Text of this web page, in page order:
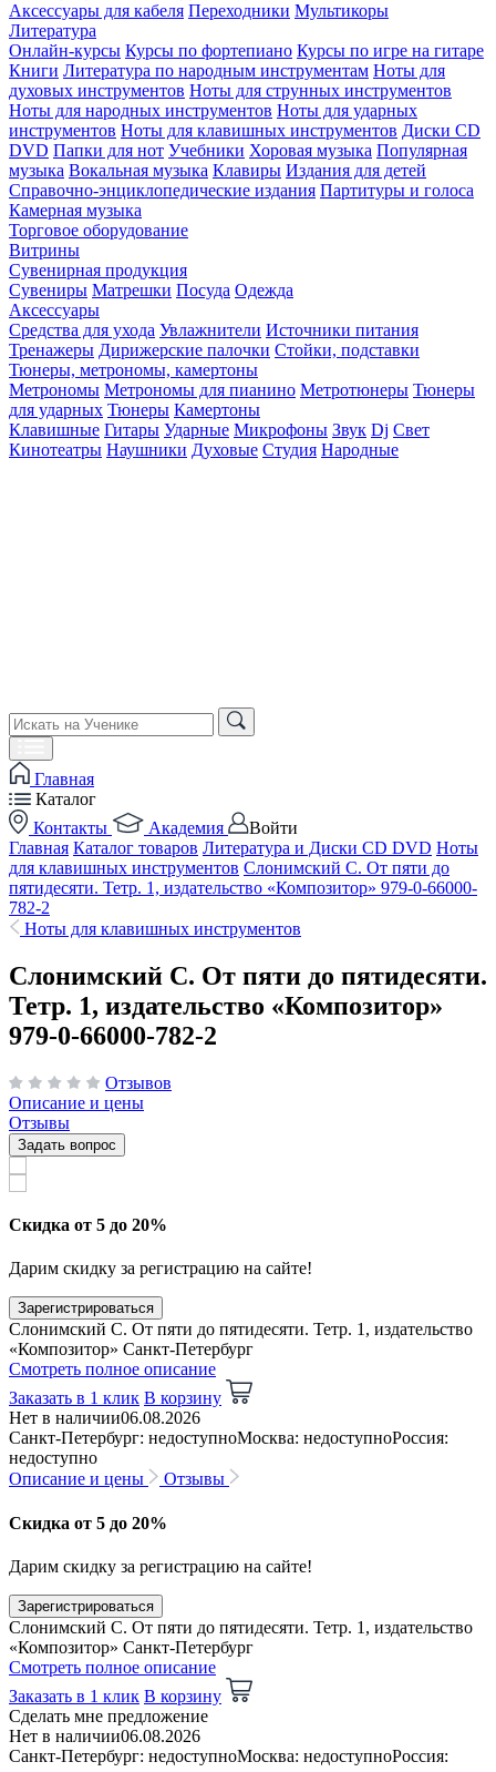
Аксессуары для кабеля Переходники Мультикоры
Литература
Онлайн-курсы Курсы по фортепиано Курсы по игре на гитаре
Книги Литература по народным инструментам Ноты для
духовых инструментов Ноты для струнных инструментов
Ноты для народных инструментов Ноты для ударных
инструментов Ноты для клавишных инструментов Диски CD
DVD Папки для нот Учебники Хоровая музыка Популярная
музыка Вокальная музыка Клавиры Издания для детей
Справочно-энциклопедические издания Партитуры и голоса
Камерная музыка
Торговое оборудование
Витрины
Сувенирная продукция
Сувениры Матрешки Посуда Одежда
Аксессуары
Средства для ухода Увлажнители Источники питания
Тренажеры Дирижерские палочки Стойки, подставки
Тюнеры, метрономы, камертоны
Метрономы Метрономы для пианино Метротюнеры Тюнеры
для ударных Тюнеры Камертоны
Клавишные Гитары Ударные Микрофоны Звук Dj Свет
Кинотеатры Наушники Духовые Студия Народные
Главная
Каталог
Контакты
Академия
Войти
Главная Каталог товаров Литература и Диски CD DVD Ноты
для клавишных инструментов Слонимский С. От пяти до
пятидесяти. Тетр. 1, издательство «Композитор» 979-0-66000-
782-2
Ноты для клавишных инструментов
Слонимский С. От пяти до пятидесяти.
Тетр. 1, издательство «Композитор»
979-0-66000-782-2
Отзывов
Описание и цены
Отзывы
Задать вопрос
Скидка от 5 до 20%
Дарим скидку за регистрацию на сайте!
Зарегистрироваться
Слонимский С. От пяти до пятидесяти. Тетр. 1, издательство
«Композитор» Санкт-Петербург
Смотреть полное описание
Заказать в 1 клик В корзину
Нет в наличии06.08.2026
Санкт-Петербург: недоступноМосква: недоступноРоссия:
недоступно
Описание и цены
Отзывы
Скидка от 5 до 20%
Дарим скидку за регистрацию на сайте!
Зарегистрироваться
Слонимский С. От пяти до пятидесяти. Тетр. 1, издательство
«Композитор» Санкт-Петербург
Смотреть полное описание
Заказать в 1 клик В корзину
Сделать мне предложение
Нет в наличии06.08.2026
Санкт-Петербург: недоступноМосква: недоступноРоссия: